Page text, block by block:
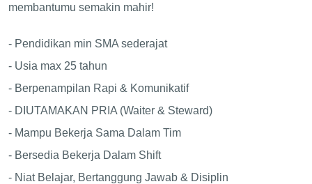
membantumu semakin mahir!
- Pendidikan min SMA sederajat
- Usia max 25 tahun
- Berpenampilan Rapi & Komunikatif
- DIUTAMAKAN PRIA (Waiter & Steward)
- Mampu Bekerja Sama Dalam Tim
- Bersedia Bekerja Dalam Shift
- Niat Belajar, Bertanggung Jawab & Disiplin